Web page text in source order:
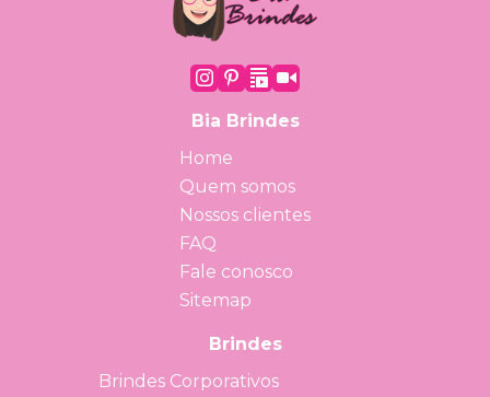
Bia Brindes
Home
Quem somos
Nossos clientes
FAQ
Fale conosco
Sitemap
Brindes
Brindes Corporativos